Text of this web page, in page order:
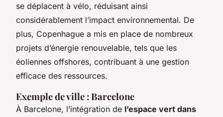
se déplacent à vélo, réduisant ainsi
considérablement l’impact environnemental. De
plus, Copenhague a mis en place de nombreux
projets d’énergie renouvelable, tels que les
éoliennes offshores, contribuant à une gestion
efficace des ressources.
Exemple de ville : Barcelone
À Barcelone, l’intégration de l’espace vert dans